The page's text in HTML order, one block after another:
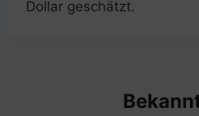
Dollar geschätzt.